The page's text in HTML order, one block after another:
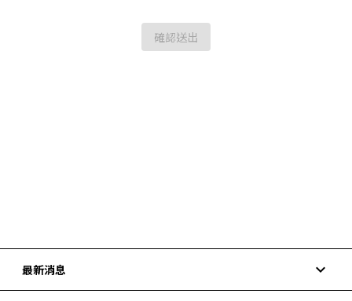
確認送出
最新消息 keyboard_arrow_down